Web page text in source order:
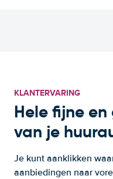
KLANTERVARING
Hele fijne
van je
Je kunt aanklikken
aanbiedingen naar